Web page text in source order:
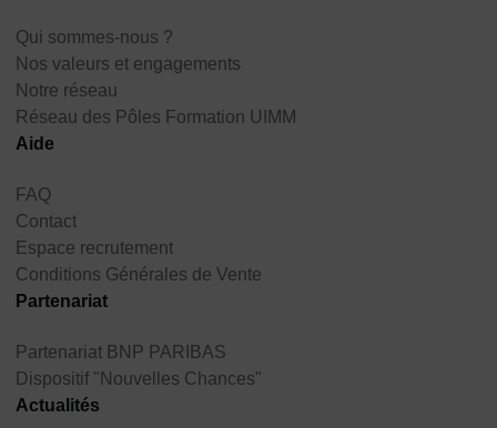
Qui sommes-nous ?
Nos valeurs et engagements
Notre réseau
Réseau des Pôles Formation UIMM
Aide
FAQ
Contact
Espace recrutement
Conditions Générales de Vente
Partenariat
Partenariat BNP PARIBAS
Dispositif "Nouvelles Chances"
Actualités